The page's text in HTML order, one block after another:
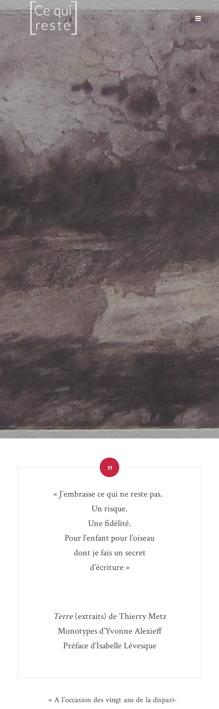
«J’embrasse ce qui ne reste pas.
Un risque.
Une fidélité.
Pour l’enfant pour l’oiseau
dont je fais un secret
d’écriture »
Terre(extraits) de Thier­ry Metz
Mono­types d’Y­vonne Alexieff
Pré­face d’I­sa­belle Lévesque
« A l’oc­ca­sion des vingt ans de la dis­pa­ri­